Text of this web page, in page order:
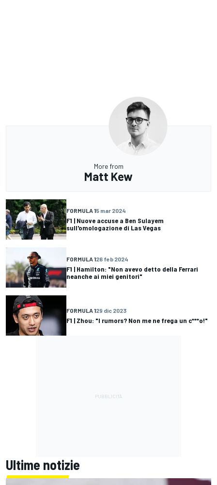
More from
Matt Kew
FORMULA 15 mar 2024
F1 | Nuove accuse a Ben Sulayem
sull'omologazione di Las Vegas
FORMULA 126 feb 2024
F1 | Hamilton: "Non avevo detto della Ferrari
neanche ai miei genitori"
FORMULA 129 dic 2023
F1 | Zhou: "I rumors? Non me ne frega un c***o!"
Ultime notizie